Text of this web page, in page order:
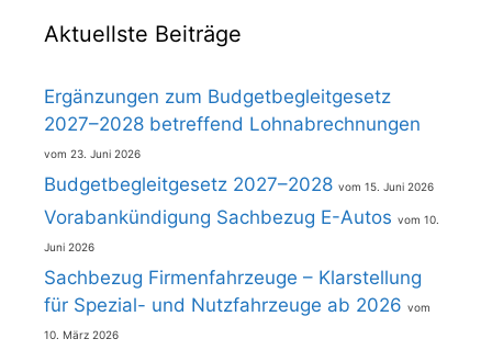
Aktuellste Beiträge
Ergänzungen zum Budgetbegleitgesetz
2027–2028 betreffend Lohnabrechnungen
23. Juni 2026
Budgetbegleitgesetz 2027–2028 15. Juni 2026
Vorabankündigung Sachbezug E-Autos 10.
Juni 2026
Sachbezug Firmenfahrzeuge – Klarstellung
für Spezial- und Nutzfahrzeuge ab 2026
10. März 2026